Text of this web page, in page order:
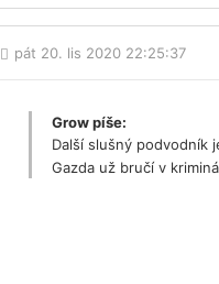
pát 20. lis 2020 22:25:37
Grow píše:
Další slušný podvodník
Gazda už bručí v